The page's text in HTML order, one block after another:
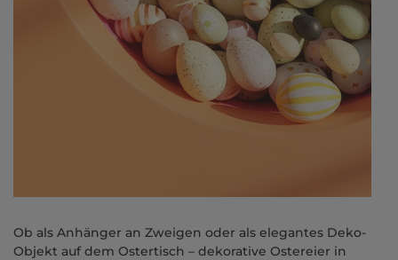
Ob als Anhänger an Zweigen oder als elegantes Deko-
Objekt auf dem Ostertisch – dekorative Ostereier in